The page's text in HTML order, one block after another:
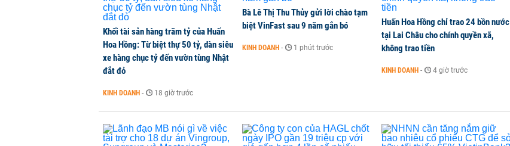
Kiến nghị đưa người bán hàng online, lao động công trình đóng BHXH bắt buộc
THỜI SỰ - 1 phút trước
TikToker Khánh Sky, Vua Quạt, Hồ Văn Khoa bị khởi tố
KINH DOANH - 1 phút trước
Khối tài sản hàng trăm tỷ của Huấn
Hoa Hồng: Từ biệt thự 50 tỷ, dàn siêu
xe hàng chục tỷ đến vườn tùng Nhật
đắt đỏ
KINH DOANH - 18 giờ trước
Bà Lê Thị Thu Thủy gửi lời chào tạm
biệt VinFast sau 9 năm gắn bó
KINH DOANH - 1 phút trước
Huấn Hoa Hồng chỉ trao 24 bồn nước
tại Lai Châu cho chính quyền xã,
không trao tiền
KINH DOANH - 4 giờ trước